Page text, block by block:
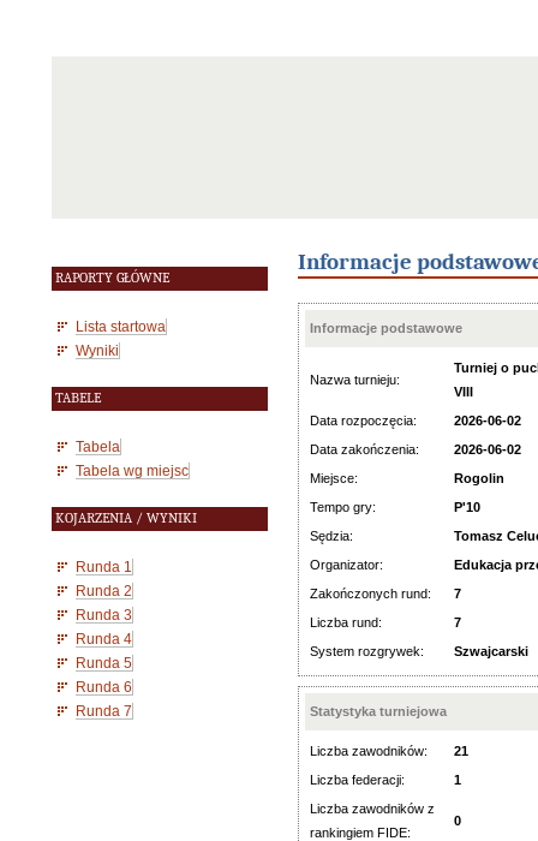
RAPORTY GŁÓWNE
Lista startowa
Wyniki
TABELE
Tabela
Tabela wg miejsc
KOJARZENIA / WYNIKI
Runda 1
Runda 2
Runda 3
Runda 4
Runda 5
Runda 6
Runda 7
Informacje
Informacje podstawowe
Nazwa turnieju:
Turniej o
VIII
Data rozpoczęcia:
2026-06-02
Data zakończenia:
2026-06-02
Miejsce:
Rogolin
Tempo gry:
P'10
Sędzia:
Tomasz
Organizator:
Edukacja
Zakończonych rund:
7
Liczba rund:
7
System rozgrywek:
Szwajcarski
Statystyka turniejowa
Liczba zawodników:
21
Liczba federacji:
1
Liczba zawodników z
rankingiem FIDE:
0